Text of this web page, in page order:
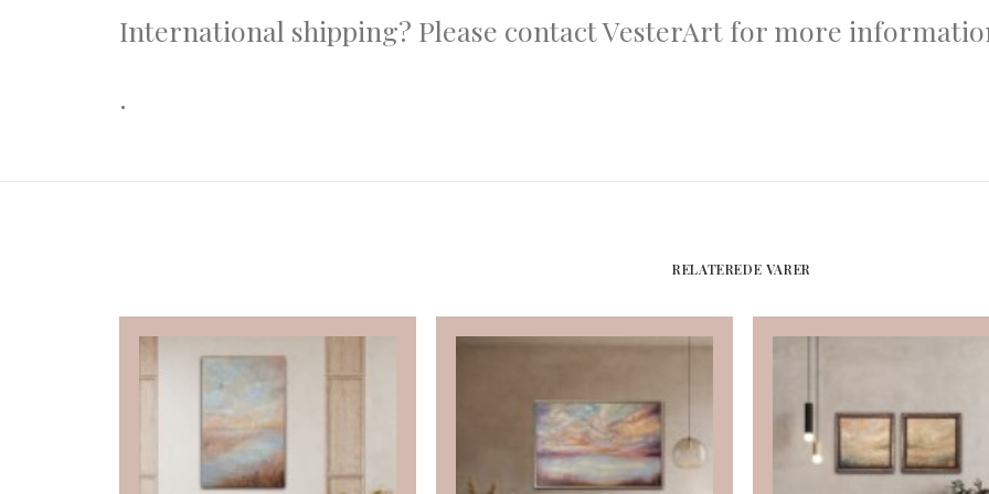
International shipping? Please contact VesterArt for more
.
RELATEREDE VARER